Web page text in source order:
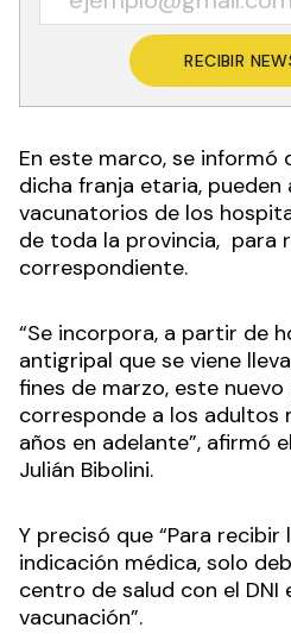
RECIBIR
En este marco, se informó
dicha franja etaria, pueden
vacunatorios de los
de toda la provincia, para
correspondiente.
“Se incorpora, a partir de
antigripal que se viene
fines de marzo, este
corresponde a los adultos
años en adelante”, afirmó
Julián Bibolini.
Y precisó que “Para
indicación médica, solo
centro de salud con el
vacunación”.